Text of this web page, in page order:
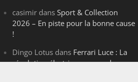
casimir dansSport & Collection
2026 – En piste pour la bonne cause
!
Dingo Lotus dans Ferrari Luce : La
révolution électrique venue de